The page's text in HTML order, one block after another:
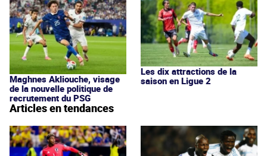
Maghnes Akliouche, visage
de la nouvelle politique de
recrutement du PSG
Les dix attractions de la
saison en Ligue 2
Articles en tendances